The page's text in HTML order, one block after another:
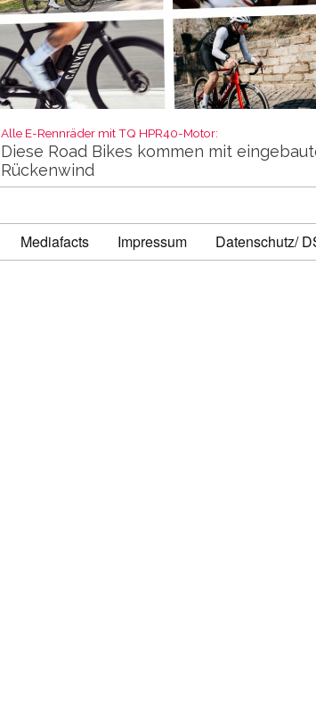
Alle E-Rennräder mit TQ HPR40-Motor:
Diese Road Bikes kommen mit
Rückenwind
Mediafacts Impressum Datenschutz/